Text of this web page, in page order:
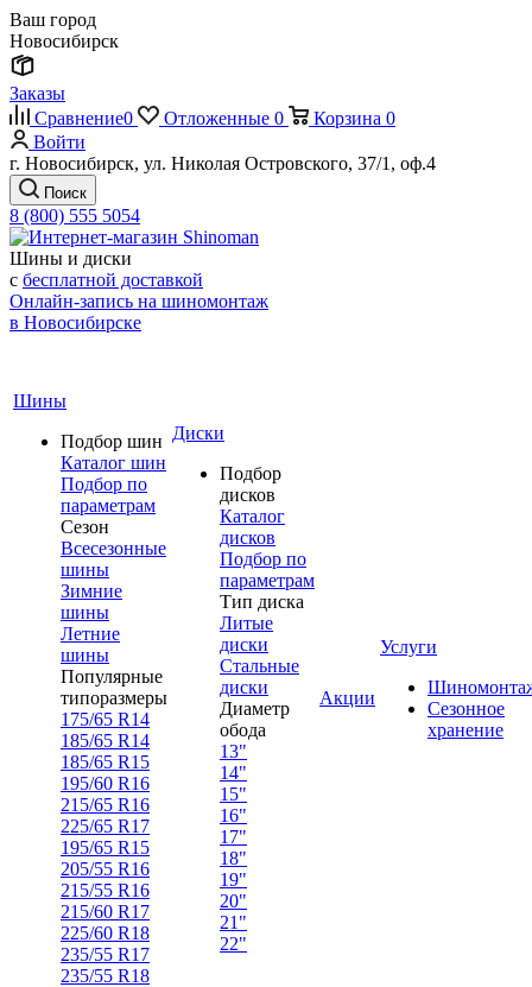
Ваш город
Новосибирск
Заказы
Сравнение0 Отложенные 0 Корзина 0
Войти
г. Новосибирск, ул. Николая Островского, 37/1, оф.4
Поиск
8 (800) 555 5054
Шины и диски
с бесплатной доставкой
Онлайн-запись на шиномонтаж
в Новосибирске
Шины
Подбор шин
Каталог шин
Подбор по
параметрам
Сезон
Всесезонные
шины
Зимние
шины
Летние
шины
Популярные
типоразмеры
175/65 R14
185/65 R14
185/65 R15
195/60 R16
215/65 R16
225/65 R17
195/65 R15
205/55 R16
215/55 R16
215/60 R17
225/60 R18
235/55 R17
235/55 R18
Диски
Подбор
дисков
Каталог
дисков
Подбор по
параметрам
Тип диска
Литые
диски
Стальные
диски
Диаметр
обода
13"
14"
15"
16"
17"
18"
19"
20"
21"
22"
Акции
Услуги
Сезонное
хранение